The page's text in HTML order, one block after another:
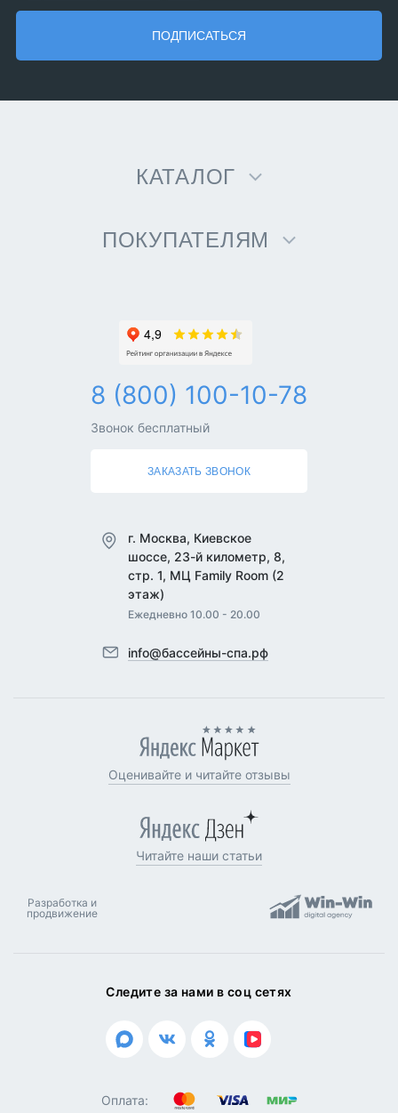
ПОДПИСАТЬСЯ
КАТАЛОГ
ПОКУПАТЕЛЯМ
Следите за нами в соц сетях
Оплата:
8 (800) 100-10-78
Звонок бесплатный
ЗАКАЗАТЬ ЗВОНОК
г. Москва, Киевское
шоссе, 23-й километр, 8,
стр. 1, МЦ Family Room (2
этаж)
Ежедневно 10.00 - 20.00
info@бассейны-спа.рф
Оценивайте и читайте отзывы
Читайте наши статьи
Разработка и
продвижение